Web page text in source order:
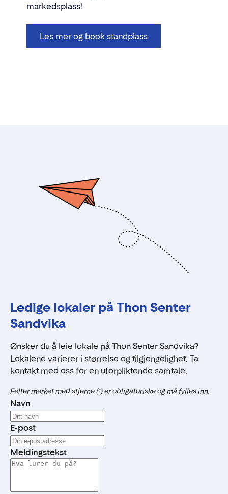
markedsplass!
Les mer og book standplass
Ledige lokaler på Thon Senter
Sandvika
Ønsker du å leie lokale på Thon Senter Sandvika?
Lokalene varierer i størrelse og tilgjengelighet. Ta
kontakt med oss for en uforpliktende samtale.
Felter merket med stjerne (*) er obligatoriske og må fylles inn.
Navn
E-post
Meldingstekst